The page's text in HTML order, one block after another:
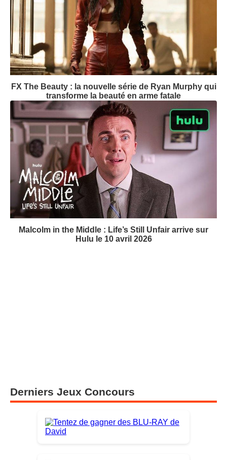
FX The Beauty : la nouvelle série de Ryan Murphy qui
transforme la beauté en arme fatale
Malcolm in the Middle : Life’s Still Unfair arrive sur
Hulu le 10 avril 2026
Derniers Jeux Concours